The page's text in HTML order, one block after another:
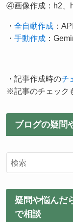
④画像作成：h2、
・全自動作成 ：
・手動作成 ：
・記事作成時のチ
※記事のチェック
ブログの疑問
疑問や悩んだ
で相談